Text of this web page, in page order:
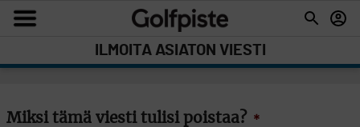
ILMOITA ASIATON VIESTI
Miksi tämä viesti tulisi poistaa? *